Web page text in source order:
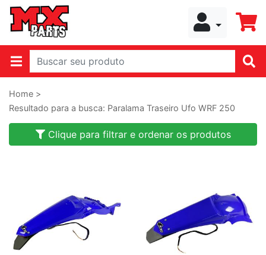
Home >
Resultado para a busca: Paralama Traseiro Ufo WRF 250
Clique para filtrar e ordenar os produtos